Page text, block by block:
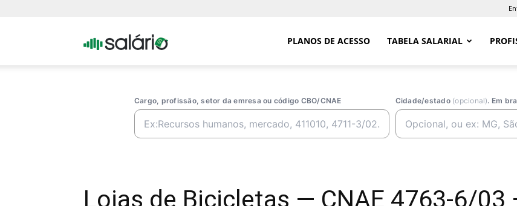
Portal PLANOS DE ACESSO TABELA SALARIAL
Cargo, profissão, setor da emresa ou código CBO/CNAE Cidade/estado (opcional). Em
Lojas de Bicicletas — CNAE 4763-6/03